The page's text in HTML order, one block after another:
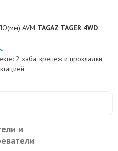
AVM TAGAZ TAGER 4WD
2 хаба, крепеж и прокладки,
и